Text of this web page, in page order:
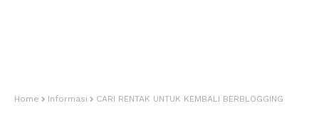
Home Informasi CARI RENTAK UNTUK KEMBALI BERBLOGGING